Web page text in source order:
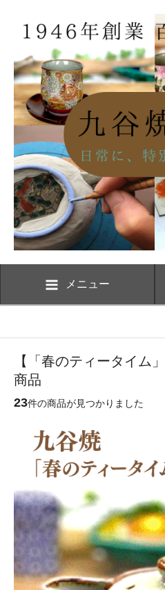
メニュー
【「春のティータイム
商品
23件の商品が見つかりました